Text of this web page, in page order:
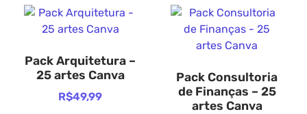
Pack Arquitetura –
25 artes Canva
R$49,99
Pack Consultoria
de Finanças – 25
artes Canva